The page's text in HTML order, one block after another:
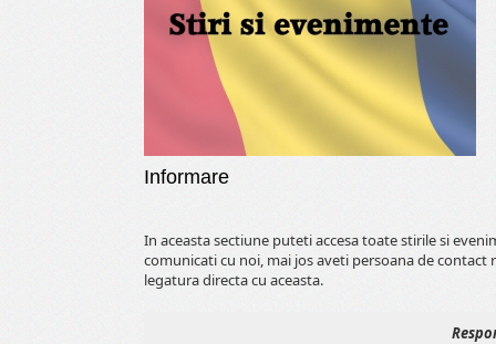
Informare
In aceasta sectiune puteti accesa toate stirile si
comunicati cu noi, mai jos aveti persoana de
legatura directa cu aceasta.